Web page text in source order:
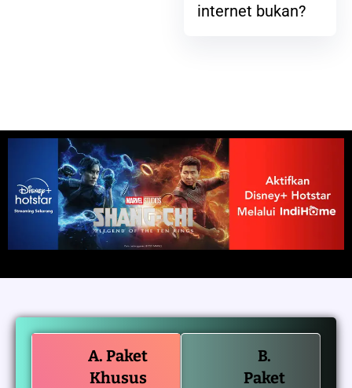
internet bukan?
A. Paket
Khusus
B.
Paket